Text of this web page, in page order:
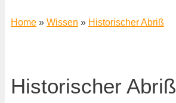
Home » Wissen » Historischer Abriß
Historischer Abriß